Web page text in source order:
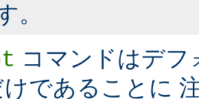
。
コマンドはデフ
であることに